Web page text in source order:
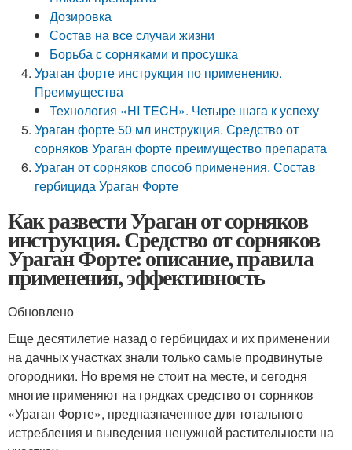
Дозировка
Состав на все случаи жизни
Борьба с сорняками и просушка
Ураган форте инструкция по применению.
Преимущества
Технология «HI TECH». Четыре шага к успеху
Ураган форте 50 мл инструкция. Средство от
сорняков Ураган форте преимущество препарата
Ураган от сорняков способ применения. Состав
гербицида Ураган Форте
Как развести Ураган от сорняков
инструкция. Средство от сорняков
Ураган Форте: описание, правила
применения, эффективность
Обновлено
Еще десятилетие назад о гербицидах и их применении
на дачных участках знали только самые продвинутые
огородники. Но время не стоит на месте, и сегодня
многие применяют на грядках средство от сорняков
«Ураган Форте», предназначенное для тотального
истребления и выведения ненужной растительности на